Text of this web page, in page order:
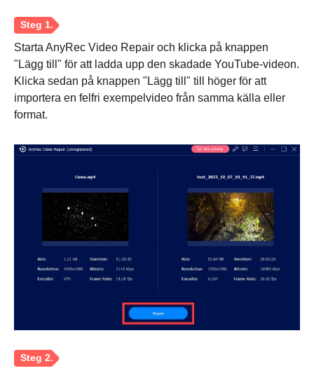
Starta AnyRec Video Repair och klicka på knappen
"Lägg till" för att ladda upp den skadade YouTube-videon.
Klicka sedan på knappen "Lägg till" till höger för att
importera en felfri exempelvideo från samma källa eller
format.